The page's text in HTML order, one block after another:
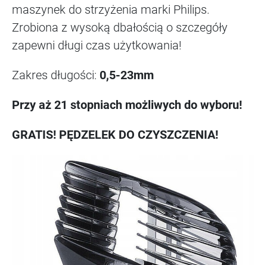
maszynek do strzyżenia marki Philips.
Zrobiona z wysoką dbałością o szczegóły
zapewni długi czas użytkowania!
Zakres długości: 0,5-23mm
Przy aż 21 stopniach możliwych do wyboru!
GRATIS! PĘDZELEK DO CZYSZCZENIA!